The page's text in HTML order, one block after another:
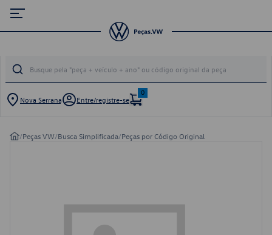
Nova Serrana Entre/registre-se
0
/Peças VW/Busca Simplificada/Peças por Código Original